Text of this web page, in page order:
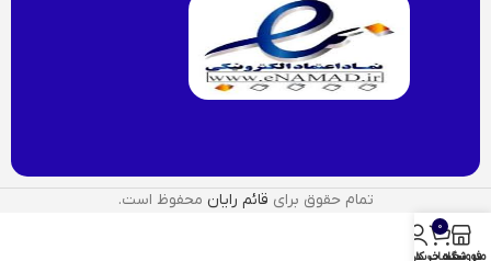
تمام حقوق برای قائم رایان محفوظ است.
منوفروشگاه
0
سبد خرید
حساب کاربری من